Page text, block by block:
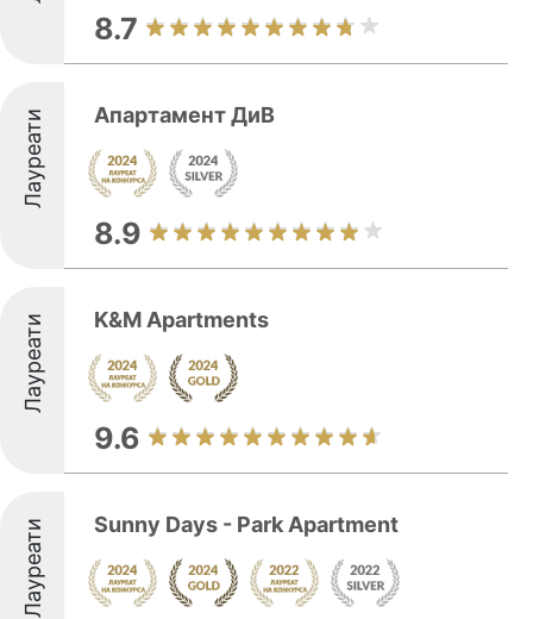
8.7
Лауреати Апартамент ДиВ
8.9
Лауреати K&M Apartments
9.6
Лауреати Sunny Days - Park Apartment